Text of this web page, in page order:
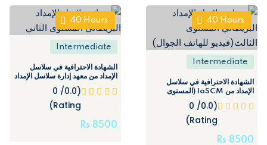
40 Hours
Intermediate
الشهادة الاحترافية في سلاسل
الإمداد من IoSCM (المستوى
الثالث) – Professional
Certificate in Supply
Chain (Level3)
(0.0/ 0
Rating)
8500
Rs
40 Hours
Intermediate
الشهادة الاحترافية في سلاسل
الإمداد من معهد إدارة سلاسل الإمداد
البريطاني – Professional
Certificate in Supply chain
(0.0/ 0
Rating)
8500
Rs